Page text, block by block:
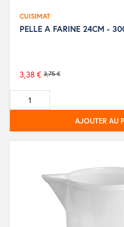
CUISIMAT
PELLE A FARINE 24CM -
Prix
de
base
3,75 €
3,38 €
AJOUTER AU